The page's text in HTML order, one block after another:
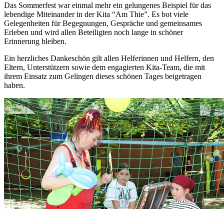
Das Sommerfest war einmal mehr ein gelungenes Beispiel für das
lebendige Miteinander in der Kita “Am Thie”. Es bot viele
Gelegenheiten für Begegnungen, Gespräche und gemeinsames
Erleben und wird allen Beteiligten noch lange in schöner
Erinnerung bleiben.
Ein herzliches Dankeschön gilt allen Helferinnen und Helfern, den
Eltern, Unterstützern sowie dem engagierten Kita-Team, die mit
ihrem Einsatz zum Gelingen dieses schönen Tages beigetragen
haben.